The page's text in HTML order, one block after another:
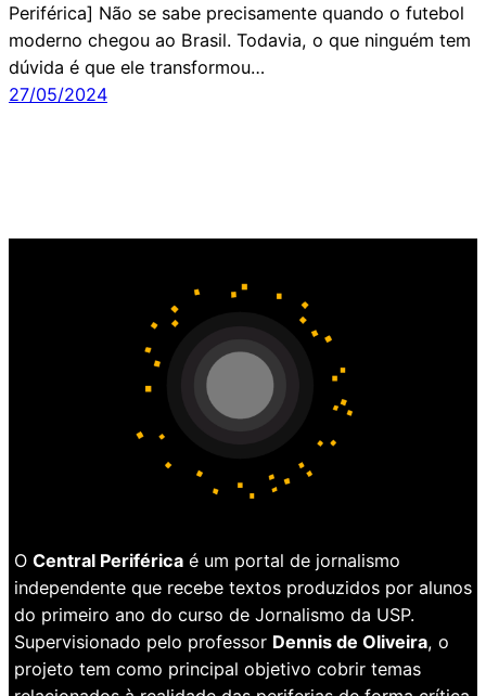
Periférica] Não se sabe precisamente quando o futebol
moderno chegou ao Brasil. Todavia, o que ninguém tem
dúvida é que ele transformou…
27/05/2024
O Central Periférica é um portal de jornalismo
independente que recebe textos produzidos por alunos
do primeiro ano do curso de Jornalismo da USP.
Supervisionado pelo professor Dennis de Oliveira, o
projeto tem como principal objetivo cobrir temas